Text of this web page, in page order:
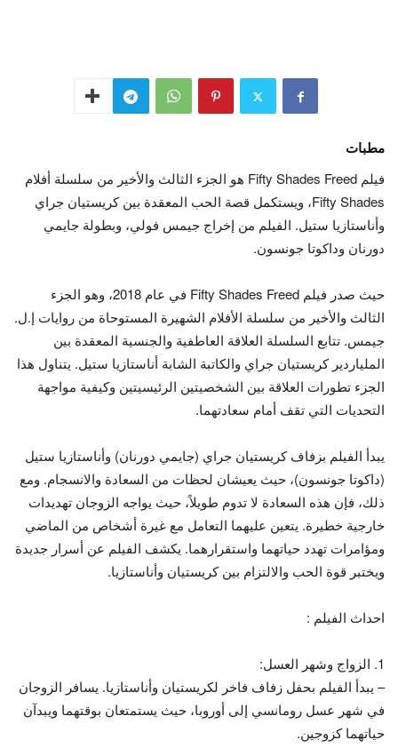
مطبات
فيلم Fifty Shades Freed هو الجزء الثالث والأخير من سلسلة أفلام
Fifty Shades، ويستكمل قصة الحب المعقدة بين كريستيان جراي
وأناستازيا ستيل. الفيلم من إخراج جيمس فولي، وبطولة جايمي
دورنان وداكوتا جونسون.
حيث صدر فيلم Fifty Shades Freed في عام 2018، وهو الجزء
الثالث والأخير من سلسلة الأفلام الشهيرة المستوحاة من روايات إ.ل.
جيمس. تتابع السلسلة العلاقة العاطفية والجنسية المعقدة بين
الملياردير كريستيان جراي والكاتبة الشابة أناستازيا ستيل. يتناول هذا
الجزء تطورات العلاقة بين الشخصيتين الرئيسيتين وكيفية مواجهة
التحديات التي تقف أمام سعادتهما.
يبدأ الفيلم بزفاف كريستيان جراي (جايمي دورنان) وأناستازيا ستيل
(داكوتا جونسون)، حيث يعيشان لحظات من السعادة والانسجام. ومع
ذلك، فإن هذه السعادة لا تدوم طويلاً، حيث يواجه الزوجان تهديدات
خارجية خطيرة. يتعين عليهما التعامل مع غيرة أشخاص من الماضي
ومؤامرات تهدد حياتهما واستقرارهما. يكشف الفيلم عن أسرار جديدة
ويختبر قوة الحب والالتزام بين كريستيان وأناستازيا.
احداث الفيلم :
1. الزواج وشهر العسل:
– يبدأ الفيلم بحفل زفاف فاخر لكريستيان وأناستازيا. يسافر الزوجان
في شهر عسل رومانسي إلى أوروبا، حيث يستمتعان بوقتهما ويبدآن
حياتهما كزوجين.